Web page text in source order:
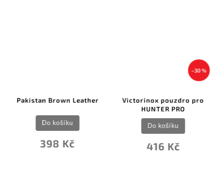
Pakistan Brown Leather
398 Kč
Do košíku
–30 %
Victorinox pouzdro pro
HUNTER PRO
416 Kč
Do košíku